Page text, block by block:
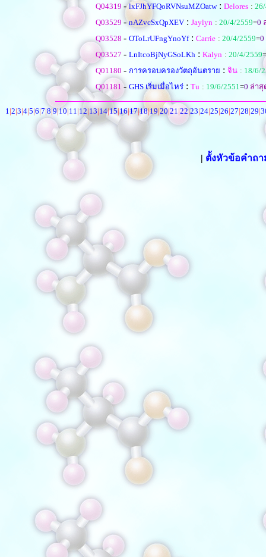
Q04319 -lxFJhYFQoRVNsuMZOatw: Delores :
Q03529 -nAZvcSxQpXEV : Jaylyn : 20/4/2559=0
Q03528 - OToLrUFngYnoYf: Carrie : 20/4/2559=0
Q03527 - LnItcoBjNyGSoLKh : Kalyn : 20/4/2559=
Q01180 - การครอบครองวัตถุอันตราย : จิน : 18/6/
Q01181 - GHS เริ่มเมื่อไหร่ : Tu : 19/6/2551=0 ล่าสุ
1|2|3|4|5|6|7|8|9|10|11|12|13|14|15|16|17|18|19|20|21|22|23|24|25|26|27|28|29|
| ตั้งหัวข้อคำถ